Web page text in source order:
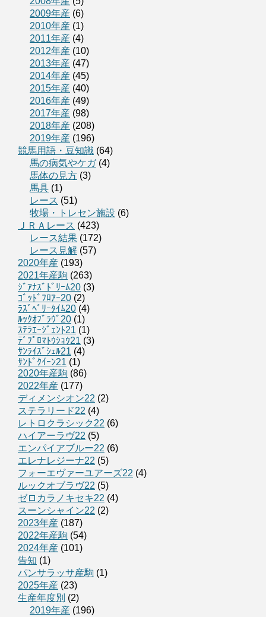
2009年産 (6)
2010年産 (1)
2011年産 (4)
2012年産 (10)
2013年産 (47)
2014年産 (45)
2015年産 (40)
2016年産 (49)
2017年産 (98)
2018年産 (208)
2019年産 (196)
競馬用語・豆知識 (64)
馬の病気やケガ(4)
馬体の見方 (3)
馬具 (1)
レース (51)
牧場・トレセン施設 (6)
ＪＲＡレース (423)
レース結果 (172)
レース見解 (57)
2020年産 (193)
2021年産駒 (263)
ｼﾞｱﾅｽﾞﾄﾞﾘｰﾑ20 (3)
ｺﾞｯﾄﾞﾌﾛｱｰ20 (2)
ﾗｽﾞﾍﾞﾘｰﾀｲﾑ20 (4)
ﾙｯｸｵﾌﾞﾗｳﾞ20 (1)
ｽﾃﾗｴｰｼﾞｪﾝﾄ21 (1)
ﾃﾞﾌﾟﾛﾏﾄｳｼｮｳ21 (3)
ｻﾝﾗｲｽﾞｼｪﾙ21 (4)
ｻﾝﾄﾞｸｲｰﾝ21 (1)
2020年産駒 (86)
2022年産 (177)
ディメンシオン22 (2)
ステラリード22 (4)
レトロクラシック22 (6)
ハイアーラヴ22 (5)
エンパイアブルー22 (6)
エレナレジーナ22 (5)
フォーエヴァーユアーズ22 (4)
ルックオブラヴ22 (5)
ゼロカラノキセキ22 (4)
スーンシャイン22 (2)
2023年産 (187)
2022年産駒 (54)
2024年産 (101)
告知 (1)
パンサラッサ産駒 (1)
2025年産 (23)
生産年度別 (2)
2019年産 (196)